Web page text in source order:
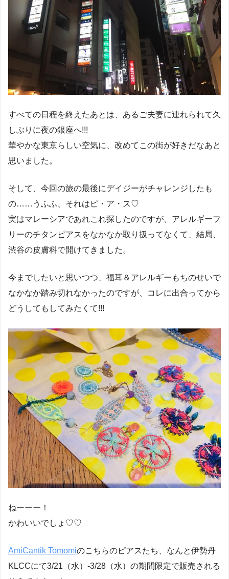
すべての日程を終えたあとは、あるご夫妻に連れられて久
しぶりに夜の銀座へ!!!
華やかな東京らしい空気に、改めてこの街が好きだなあと
思いました。
そして、今回の旅の最後にデイジーがチャレンジしたも
の……うふふ、それはピ・ア・ス♡
実はマレーシアであれこれ探したのですが、アレルギーフ
リーのチタンピアスをなかなか取り扱ってなくて、結局、
渋谷の皮膚科で開けてきました。
今までしたいと思いつつ、福耳＆アレルギーもちのせいで
なかなか踏み切れなかったのですが、コレに出合ってから
どうしてもしてみたくて!!!
ねーーー！
かわいいでしょ♡♡
AmiCantik Tomomiのこちらのピアスたち、なんと伊勢丹
KLCCにて3/21（水）-3/28（水）の期間限定で販売される